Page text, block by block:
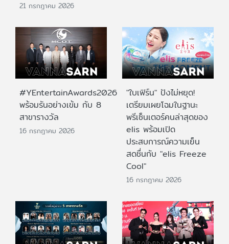
21 กรกฎาคม 2026
#YEntertainAwards2026
พร้อมรันอย่างเข้ม กับ 8
สาขารางวัล
16 กรกฎาคม 2026
"ใบเฟิร์น" ปังไม่หยุด!
เตรียมเผยโฉมในฐานะ
พรีเซ็นเตอร์คนล่าสุดของ
elis พร้อมเปิด
ประสบการณ์ความเย็น
สดชื่นกับ "elis Freeze
Cool"
16 กรกฎาคม 2026